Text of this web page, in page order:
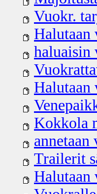
Vuokr.
Halutaan
haluaisin
Halutaan
Kokkola
Trailerit
Halutaan